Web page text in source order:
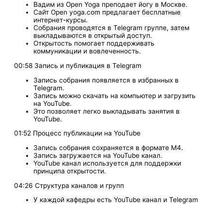
Вадим из Open Yoga преподает йогу в Москве.
Сайт Open yoga.com предлагает бесплатные
интернет-курсы.
Собрания проводятся в Telegram группе, затем
выкладываются в открытый доступ.
Открытость помогает поддерживать
коммуникации и вовлеченность.
00:58 Запись и публикация в Telegram
Запись собрания появляется в избранных в
Telegram.
Запись можно скачать на компьютер и загрузить
на YouTube.
Это позволяет легко выкладывать занятия в
YouTube.
01:52 Процесс публикации на YouTube
Запись собрания сохраняется в формате M4.
Запись загружается на YouTube канал.
YouTube канал используется для поддержки
принципа открытости.
04:26 Структура каналов и групп
У каждой кафедры есть YouTube канал и Telegram